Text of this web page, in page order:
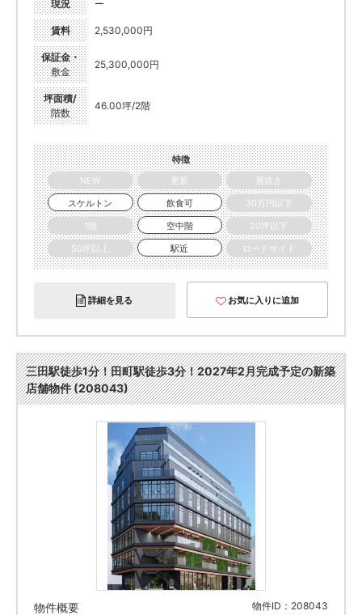
現況 ー
賃料 2,530,000円
保証金・
敷金
25,300,000円
坪面積/
階数
46.00坪/2階
特徴
NEW
更新
居抜き
スケルトン
飲食可
30万円以下
1階
空中階
20坪以下
50坪以上
駅近 ロードサイド
詳細を見る お気に入りに追加
三田駅徒歩1分！田町駅徒歩3分！2027年2月完成予定の新築
店舗物件 (208043)
物件概要 物件ID：208043